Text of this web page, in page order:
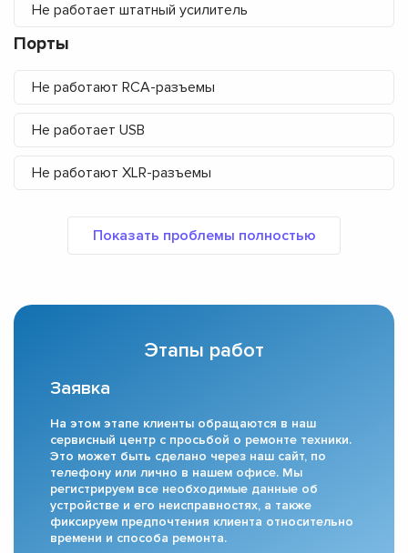
Не работает штатный усилитель
Порты
Не работают RCA-разъемы
Не работает USB
Не работают XLR-разъемы
Этапы работ
Заявка
На этом этапе клиенты обращаются в наш
сервисный центр с просьбой о ремонте техники.
Это может быть сделано через наш сайт, по
телефону или лично в нашем офисе. Мы
регистрируем все необходимые данные об
устройстве и его неисправностях, а также
фиксируем предпочтения клиента относительно
времени и способа ремонта.